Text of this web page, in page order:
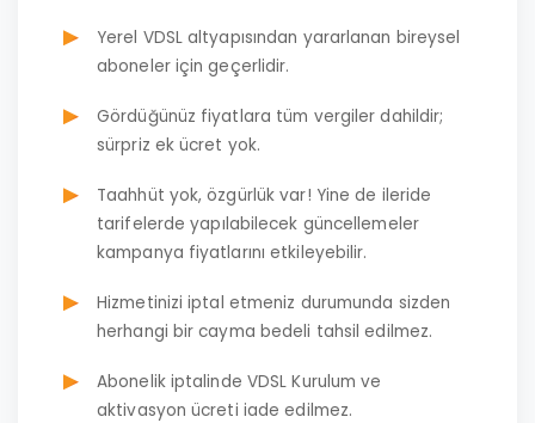
Yerel VDSL altyapısından yararlanan bireysel
aboneler için geçerlidir.
Gördüğünüz fiyatlara tüm vergiler dahildir;
sürpriz ek ücret yok.
Taahhüt yok, özgürlük var! Yine de ileride
tarifelerde yapılabilecek güncellemeler
kampanya fiyatlarını etkileyebilir.
Hizmetinizi iptal etmeniz durumunda sizden
herhangi bir cayma bedeli tahsil edilmez.
Abonelik iptalinde VDSL Kurulum ve
aktivasyon ücreti iade edilmez.